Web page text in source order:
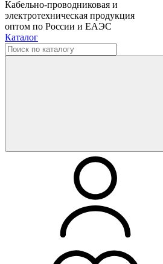
Кабельно-проводниковая и
электротехническая продукция
оптом по России и ЕАЭС
Каталог